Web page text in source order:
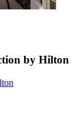
by Hilton